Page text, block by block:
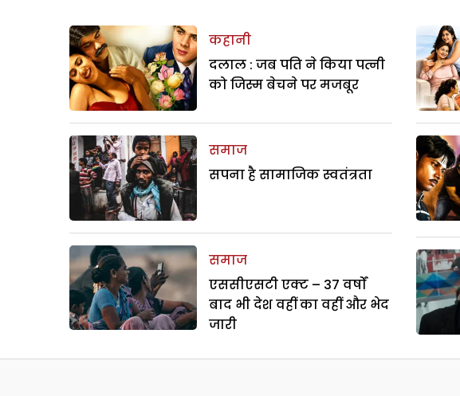
कहानी
दलाल : जब पति ने किया पत्नी
को जिस्म बेचने पर मजबूर
समाज
सपना है सामाजिक स्वतंत्रता
समाज
एससीएसटी एक्ट – 37 वर्षों
बाद भी देश वहीं का वहीं और भेद
जारी